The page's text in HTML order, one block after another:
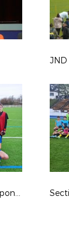
Formation Filière Bénévoles DF Responsables École de Football